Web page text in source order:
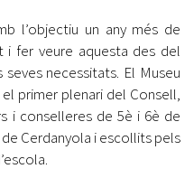
l’objectiu un any més de
fer veure aquesta des del
necessitats. El Museu
primer plenari del Consell,
i conselleres de 5è i 6è de
Cerdanyola i escollits pels